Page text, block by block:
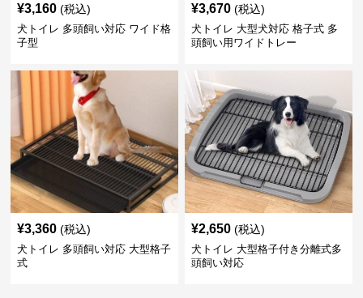
¥3,160 (税込)
犬トイレ 多頭飼い対応 ワイド格
子型
¥3,670 (税込)
犬トイレ 大型犬対応 格子式 多
頭飼い用ワイドトレー
¥3,360 (税込)
犬トイレ 多頭飼い対応 大型格子
式
¥2,650 (税込)
犬トイレ 大型格子付き分離式多
頭飼い対応